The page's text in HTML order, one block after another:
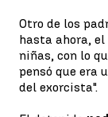
Otro de los
hasta ahora,
niñas, con lo
pensó que era
del exorcista".